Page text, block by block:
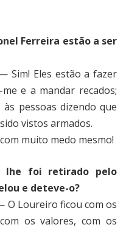
Ferreira estão a ser
Sim! Eles estão a fazer
e a mandar recados;
pessoas dizendo que
vistos armados.
muito medo mesmo!
lhe foi retirado pelo
e deteve-o?
O Loureiro ficou com os
os valores, com os